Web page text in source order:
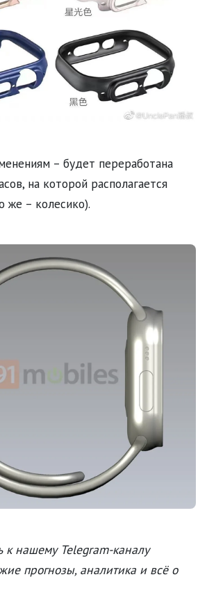
– будет переработана
на которой располагается
же – колесико).
к нашему Telegram-каналу
прогнозы, аналитика и всё о